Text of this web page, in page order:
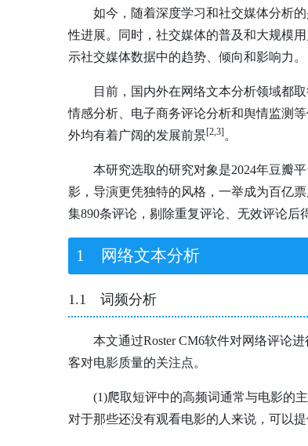
如今，随着深度学习和社交媒体分析
性进展。同时，社交媒体的普及和大规模
示社交媒体数据中的趋势、倾向和影响力。
目前，国内外在网络文本分析领域都
情感分析、电子商务评论分析和舆情监测
外均有着广阔的发展前景[2,3] 。
本研究选取的研究对象是2024年豆瓣
影，导演更凭独特的风格，一举成为百亿
集890条评论，剔除重复评论、无效评论后
1 网络文本分析
1.1 词频分析
本文通过Roster CM6软件对网络评论
客对电影质量的关注点。
(1)爬取短评中的高频词通常与电影的
对于那些还没有观看电影的人来说，可以